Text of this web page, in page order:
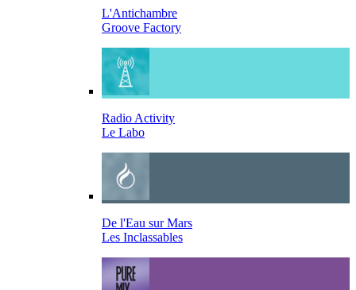
L'Antichambre
Groove Factory
Radio Activity
Le Labo
De l'Eau sur Mars
Les Inclassables